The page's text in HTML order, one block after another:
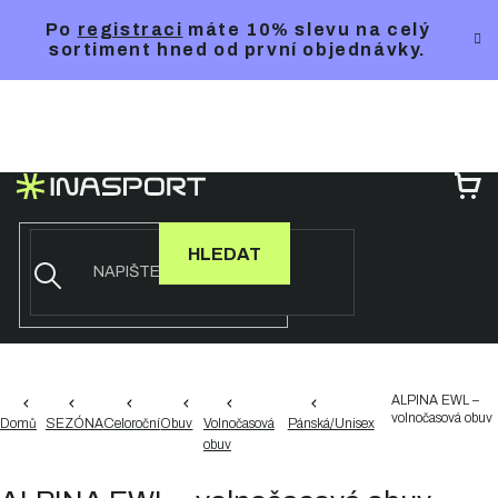
Po registraci máte 10% slevu na celý
sortiment hned od první objednávky.
HLEDAT
Domů SEZÓNACeloročníObuv
Volnočasová
obuv
Pánská/Unisex
ALPINA EWL –
volnočasová obuv